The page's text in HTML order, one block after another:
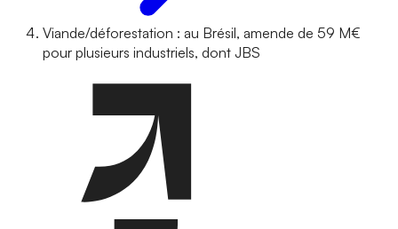
Viande/déforestation : au Brésil, amende de 59 M€
pour plusieurs industriels, dont JBS